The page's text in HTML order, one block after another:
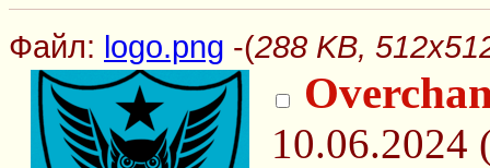
Файл: logo.png -(288 KB,
10.06.2024